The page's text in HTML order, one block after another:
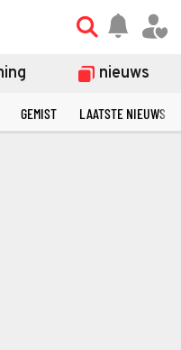
nieuws
GEMIST LAATSTE NIEUWS